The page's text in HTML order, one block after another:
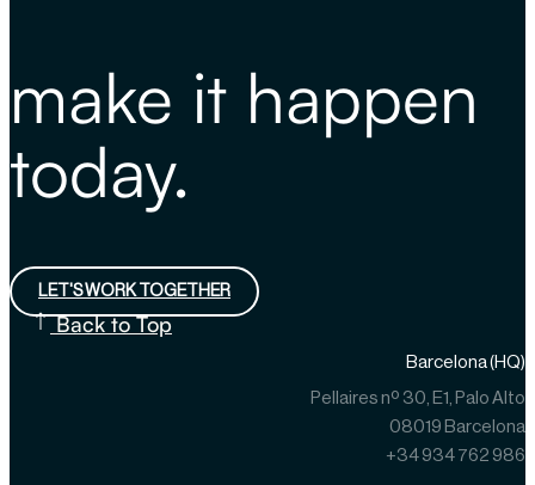
make it happen
today.
LET'S WORK TOGETHER
Back to Top
Barcelona (HQ)
Pellaires nº 30, E1, Palo Alto
08019 Barcelona
+34 934 762 986